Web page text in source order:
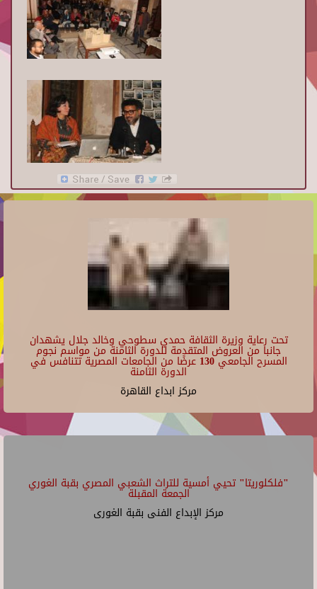
تحت رعاية وزيرة الثقافة حمدي سطوحي وخالد جلال يشهدان
جانبا من العروض المتقدمة للدورة الثامنة من مواسم نجوم
المسرح الجامعي 130 عرضًا من الجامعات المصرية تتنافس في
الدورة الثامنة
مركز ابداع القاهرة
"فلكلوريتا" تحيي أمسية للتراث الشعبي المصري بقبة الغوري
الجمعة المقبلة
مركز الإبداع الفنى بقبة الغورى